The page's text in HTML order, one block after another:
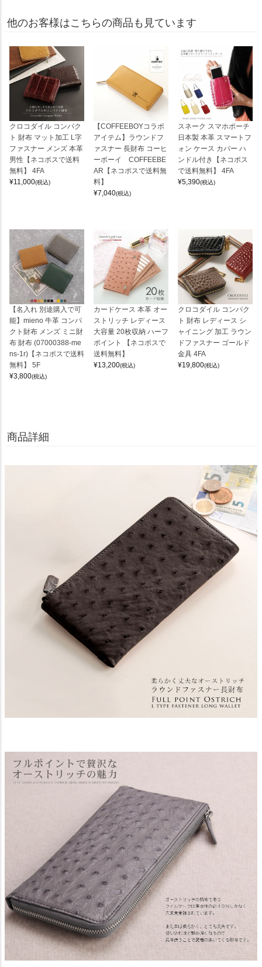
他のお客様はこちらの商品も見ています
クロコダイル コンパク
ト 財布 マット加工 L字
ファスナー メンズ 本革
男性【ネコポスで送料
無料】 4FA
¥11,000(税込)
【COFFEEBOYコラボ
アイテム】ラウンドフ
ァスナー 長財布 コーヒ
ーボーイ COFFEEBE
AR【ネコポスで送料無
料】
¥7,040(税込)
スネーク スマホポーチ
日本製 本革 スマートフ
ォン ケース カバー ハ
ンドル付き【ネコポス
で送料無料】 4FA
¥5,390(税込)
【名入れ 別途購入で可
能】mieno 牛革 コンパ
クト財布 メンズ ミニ財
布 財布 (07000388-me
ns-1r)【ネコポスで送料
無料】 5F
¥3,800(税込)
カードケース 本革 オー
ストリッチ レディース
大容量 20枚収納 ハーフ
ポイント 【ネコポスで
送料無料】
¥13,200(税込)
クロコダイル コンパク
ト 財布 レディース シ
ャイニング 加工 ラウン
ドファスナー ゴールド
金具 4FA
¥19,800(税込)
商品詳細